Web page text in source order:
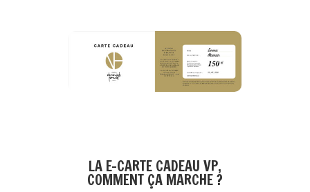
LA E-CARTE CADEAU VP,
COMMENT ÇA MARCHE ?